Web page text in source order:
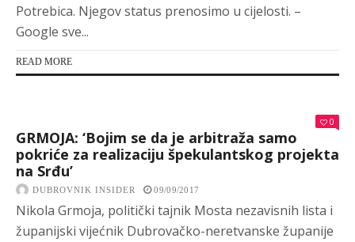
Potrebica. Njegov status prenosimo u cijelosti. –
Google sve...
READ MORE
0
GRMOJA: ‘Bojim se da je arbitraža samo
pokriće za realizaciju špekulantskog projekta
na Srđu’
DUBROVNIK INSIDER 09/09/2017
Nikola Grmoja, politički tajnik Mosta nezavisnih lista i
županijski vijećnik Dubrovačko-neretvanske županije